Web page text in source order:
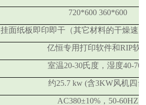
720*600 360*600
挂面纸板即印即干（其它材料的干燥速
亿恒专用打印软件和RIP软
室温20-30氏度，湿度40-
约25.7 kw (含3KW风机四
AC380±10%，50-60HZ